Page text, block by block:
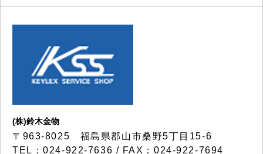
(株)鈴木金物
〒963-8025 福島県郡山市桑野5丁目15-6
TEL：024-922-7636 / FAX：024-922-7694